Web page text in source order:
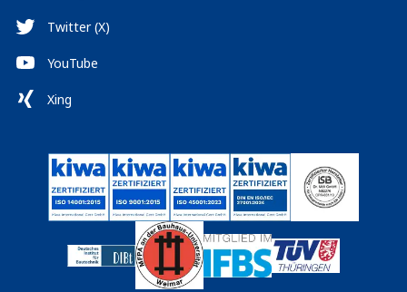
Twitter (X)
YouTube
Xing